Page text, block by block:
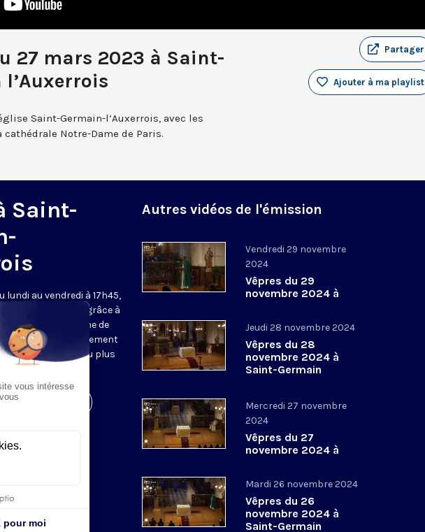
27 mars 2023 à Saint-
Partager
Ajouter à ma playlist
Saint-Germain-l’Auxerrois, avec les
Notre-Dame de Paris.
Saint-
lundi au vendredi à 17h45,
de Saint-Germain grâce à
: un système de
en direct totalement
une réalisation au plus
de l'émission
Autres vidéos de l'émission
Vendredi 29 novembre
2024
Vêpres du 29
novembre 2024 à
Jeudi 28 novembre 2024
Vêpres du 28
novembre 2024 à
Saint-Germain
Mercredi 27 novembre
2024
Vêpres du 27
novembre 2024 à
Mardi 26 novembre 2024
Vêpres du 26
novembre 2024 à
Saint-Germain